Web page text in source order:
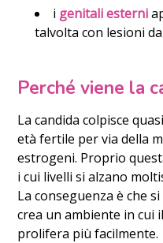
i genitali esterni
talvolta con lesioni
Perché viene la
La candida colpisce
età fertile per via della
estrogeni. Proprio
i cui livelli si alzano
La conseguenza è che
crea un ambiente in cui
prolifera più facilmente.